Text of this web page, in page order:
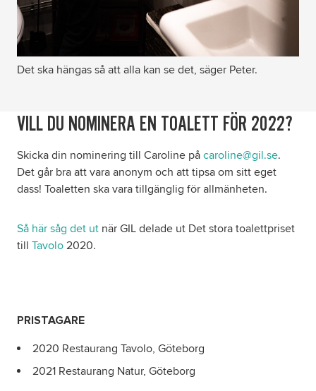
Det ska hängas så att alla kan se det, säger Peter.
VILL DU NOMINERA EN TOALETT FÖR 2022?
Skicka din nominering till Caroline på caroline@gil.se.
Det går bra att vara anonym och att tipsa om sitt eget
dass! Toaletten ska vara tillgänglig för allmänheten.
Så här såg det ut när GIL delade ut Det stora toalettpriset
till Tavolo 2020.
PRISTAGARE
2020 Restaurang Tavolo, Göteborg
2021 Restaurang Natur, Göteborg